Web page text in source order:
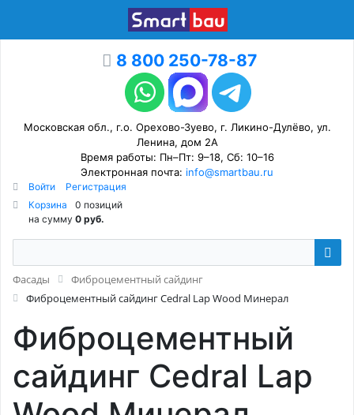
8 800 250-78-87
Московская обл., г.о. Орехово-Зуево, г. Ликино-Дулёво, ул.
Ленина, дом 2А
Время работы: Пн–Пт: 9–18, Сб: 10–16
Электронная почта: info@smartbau.ru
Войти
Регистрация
Корзина
0 позиций
на сумму 0 руб.
Фасады
Фиброцементный сайдинг
Фиброцементный сайдинг Cedral Lap Wood Минерал
Фиброцементный
сайдинг Cedral Lap